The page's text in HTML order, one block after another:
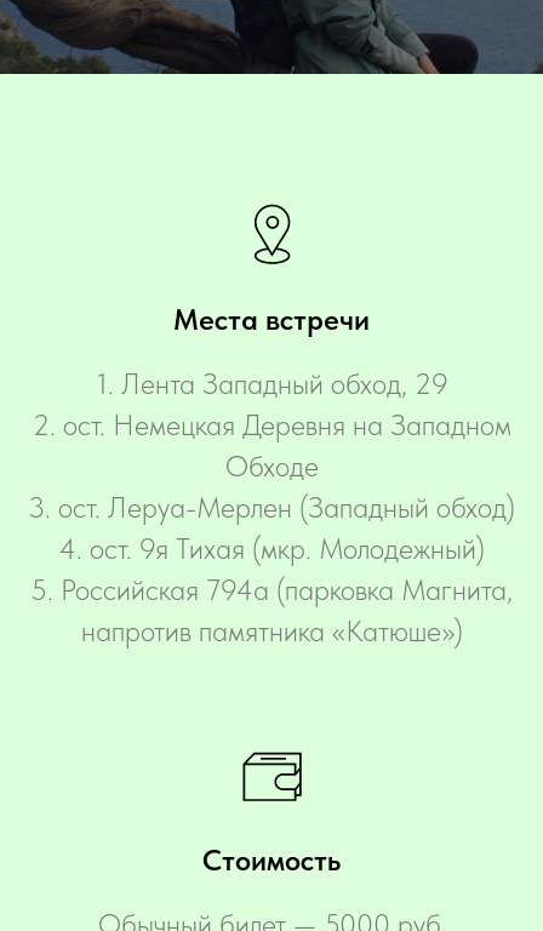
Места встречи
‌1. Лента Западный обход, 29
2. ост. Немецкая Деревня на Западном
Обходе
3. ост. Леруа-Мерлен (Западный обход)
4. ост. 9я Тихая (мкр. Молодежный)
5. Российская 794а (парковка Магнита,
напротив памятника «Катюше»)
Стоимость